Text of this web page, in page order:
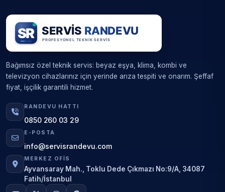
Bağımsız özel teknik servis: beyaz eşya, klima, kombi ve
televizyon cihazlarınız için yerinde arıza tespiti ve onarım. Şeffaf
fiyat, işçilik garantili hizmet.
RANDEVU HATTI
0850 260 03 29
E-POSTA
info@servisrandevu.com
MERKEZ OFIS
Ayvansaray Mah., Toklu Dede Çıkmazı No:9/A, 34087
Fatih/İstanbul